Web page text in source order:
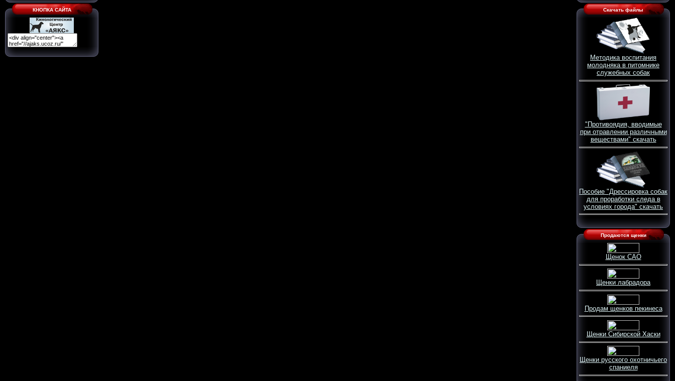
КНОПКА САЙТА Скачать файлы
Методика воспитания
молодняка в питомнике
служебных собак
"Противоядия, вводимые
при отравлении различными
веществами" скачать
Пособие "Дрессировка собак
для проработки следа в
условиях города" скачать
Продаются щенки
Щенок САО
Щенки лабрадора
Продам щенков пекинеса
Щенки Сибирской Хаски
Щенки русского охотничьего
спаниеля